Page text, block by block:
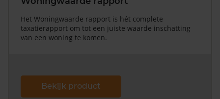
Het Woningwaarde rapport is hét complete
taxatierapport om tot een juiste waarde inschatting
van een woning te komen.
Bekijk product